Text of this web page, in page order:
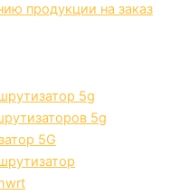
продукции на заказ
5g
5g
5G